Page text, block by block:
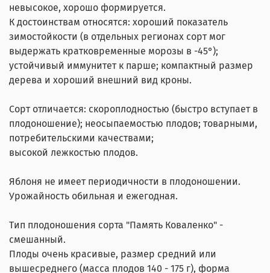
невысокое, хорошо формируется.
К достоинствам относятся: хороший показатель
зимостойкости (в отдельных регионах сорт мог
выдержать кратковременные морозы в -45°);
устойчивый иммунитет к парше; компактный размер
дерева и хороший внешний вид кроны.
Сорт отличается: скороплодностью (быстро вступает в
плодоношение); неосыпаемостью плодов; товарными,
потребительскими качествами;
высокой лежкостью плодов.
Яблоня не имеет периодичности в плодоношении.
Урожайность обильная и ежегодная.
Тип плодоношения сорта "Память Коваленко" -
смешанный.
Плоды очень красивые, размер средний или
вышесреднего (масса плодов 140 - 175 г), форма